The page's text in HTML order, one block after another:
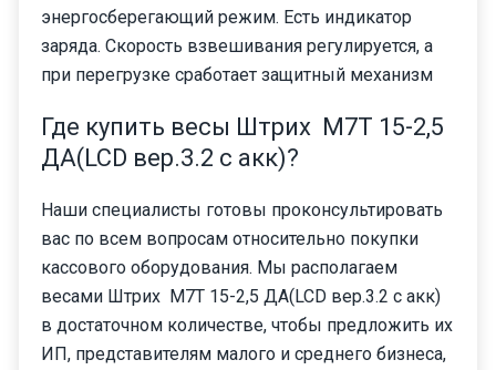
энергосберегающий режим. Есть индикатор
заряда. Скорость взвешивания регулируется, а
при перегрузке сработает защитный механизм
Где купить весы Штрих М7Т 15-2,5
ДА(LCD вер.3.2 с акк)?
Наши специалисты готовы проконсультировать
вас по всем вопросам относительно покупки
кассового оборудования. Мы располагаем
весами Штрих М7Т 15-2,5 ДА(LCD вер.3.2 с акк)
в достаточном количестве, чтобы предложить их
ИП, представителям малого и среднего бизнеса,